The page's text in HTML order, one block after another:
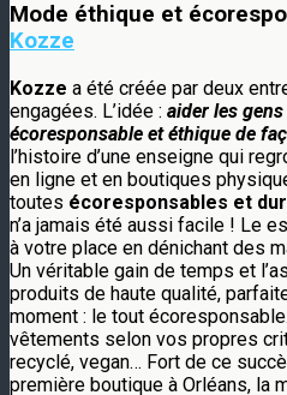
Mode éthique et
Kozze
Kozze a été créée par deux
engagées. L’idée : aider les
écoresponsable et éthique de
l’histoire d’une enseigne qui
en ligne et en boutiques
toutes écoresponsables et
n’a jamais été aussi facile ! Le
à votre place en dénichant des
Un véritable gain de temps et
produits de haute qualité,
moment : le tout
vêtements selon vos propres
recyclé, vegan… Fort de ce
première boutique à Orléans, la